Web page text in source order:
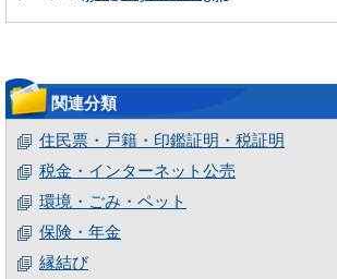
関連分類
住民票・戸籍・印鑑証明・税証明
税金・インターネット公売
環境・ごみ・ペット
保険・年金
縁結び